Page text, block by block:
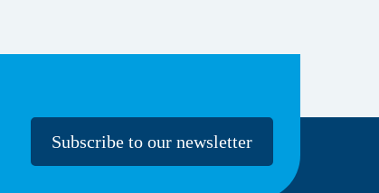
Subscribe to our newsletter